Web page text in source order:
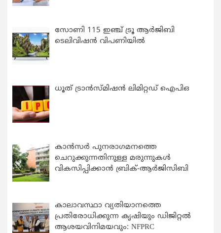
സോണി 115 ഇഞ്ച് ട്രൂ ആർജിബി
ടെലിവിഷൻ വിപണിയിൽ
ധൂത് ട്രാൻസ്മിഷൻ ലിമിറ്റഡ് ഐപിഒ
കാന്‍സര്‍ പുനരാഗമനത്തെ
ചെറുക്കുന്നതിനുള്ള മരുന്നുകള്‍
വികസിപ്പിക്കാന്‍ ബ്രിക്-ആര്‍ജിസിബി
കാലാവസ്ഥാ വ്യതിയാനത്തെ
പ്രതിരോധിക്കുന്ന കൃഷിയും ഡിജിറ്റൽ
ആശയവിനിമയവും: NFPRC